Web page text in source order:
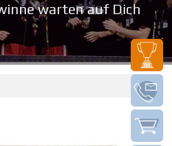
warten auf Dich